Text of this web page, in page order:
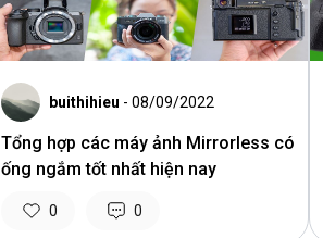
buithihieu - 08/09/2022
Tổng hợp các máy ảnh Mirrorless có
ống ngắm tốt nhất hiện nay
0 0